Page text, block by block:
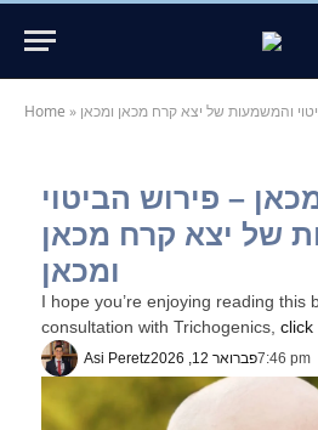
Home » והמשמעות של יצא קרח מכאן ומכאן
– פירוש הביטוי
של יצא קרח מכאן
ומכאן
I hope you’re enjoying reading this
consultation with Trichogenics, click
Asi Peretz פברואר 12, 20267:46 pm